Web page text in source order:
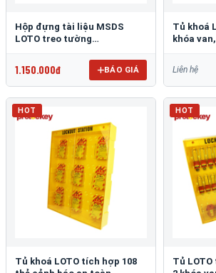
Hộp đựng tài liệu MSDS
LOTO treo tường
1.150.000đ BÁO GIÁ
Tủ khoá
khóa
Liên hệ
HOT
Tủ khoá LOTO tích hợp 108
HOT
Tủ